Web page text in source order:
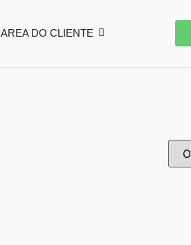
AREA DO CLIENTE